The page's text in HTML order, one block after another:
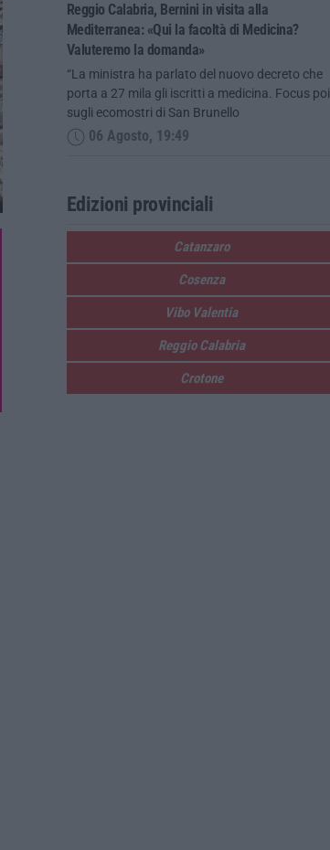
Reggio Calabria, Bernini in visita alla
Mediterranea: «Qui la facoltà di Medicina?
Valuteremo la domanda»
“La ministra ha parlato del nuovo decreto che
porta a 27 mila gli iscritti a medicina. Focus poi
sugli ecomostri di San Brunello
06 Agosto, 19:49
Edizioni provinciali
Catanzaro
Cosenza
Vibo Valentia
Reggio Calabria
Crotone